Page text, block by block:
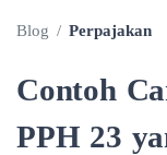
Blog / Perpajakan
Contoh
PPH 23